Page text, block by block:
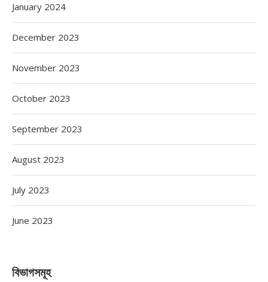
January 2024
December 2023
November 2023
October 2023
September 2023
August 2023
July 2023
June 2023
বিভাগসমূহ